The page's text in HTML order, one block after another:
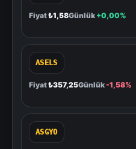
Fiyat₺1,58Günlük +0,00%
ASELS
Fiyat₺357,25Günlük-1,58%
ASGYO